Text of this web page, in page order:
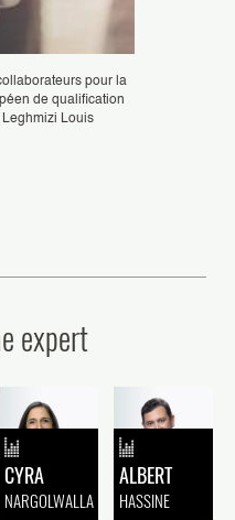
pour la
de qualification
Leghmizi Louis
expert
CYRA
NARGOLWALLA
ALBERT
HASSINE